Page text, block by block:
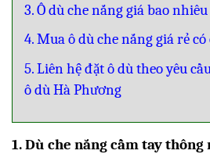
3. Ô dù che nắng giá bao nhiêu
4. Mua ô dù che nắng giá rẻ
5. Liên hệ đặt ô dù theo yêu
ô dù Hà Phương
1. Dù che nắng cầm tay